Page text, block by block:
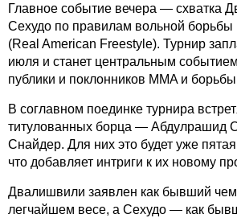
Главное событие вечера — схватка
Сехудо по правилам вольной борьбы
(Real American Freestyle). Турнир
июля и станет центральным
публики и поклонников MMA и
В соглавном поединке турнира
титулованных борца — Абдулрашид
Снайдер. Для них это будет уже
что добавляет интриги к их новому
Двалишвили заявлен как бывший
легчайшем весе, а Сехудо — как